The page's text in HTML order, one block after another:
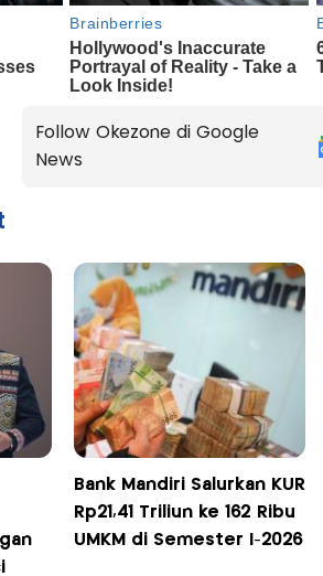
Follow Okezone di Google
News
Bank Mandiri Salurkan KUR
Rp21,41 Triliun ke 162 Ribu
UMKM di Semester I-2026